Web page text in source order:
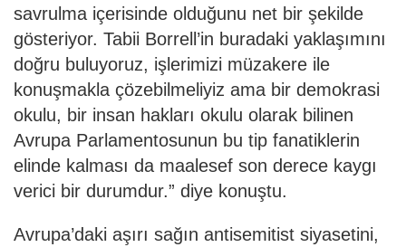
savrulma içerisinde olduğunu net bir şekilde
gösteriyor. Tabii Borrell’in buradaki yaklaşımını
doğru buluyoruz, işlerimizi müzakere ile
konuşmakla çözebilmeliyiz ama bir demokrasi
okulu, bir insan hakları okulu olarak bilinen
Avrupa Parlamentosunun bu tip fanatiklerin
elinde kalması da maalesef son derece kaygı
verici bir durumdur.” diye konuştu.
Avrupa’daki aşırı sağın antisemitist siyasetini,